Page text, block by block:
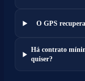
O GPS
Há contrato
quiser?